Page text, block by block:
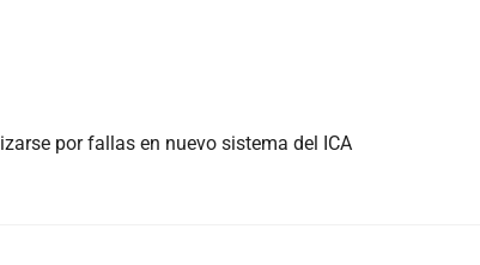
por fallas en nuevo sistema del ICA